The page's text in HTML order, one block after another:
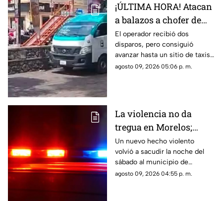
¡ÚLTIMA HORA! Atacan
a balazos a chofer de
Ruta 13 en Oaxtepec
El operador recibió dos
disparos, pero consiguió
avanzar hasta un sitio de taxis
donde solicitó ayuda.
agosto 09, 2026 05:06 p. m.
La violencia no da
tregua en Morelos;
ejecutan a un hombre
en Jiutepec
Un nuevo hecho violento
volvió a sacudir la noche del
sábado al municipio de
Jiutepec.
agosto 09, 2026 04:55 p. m.